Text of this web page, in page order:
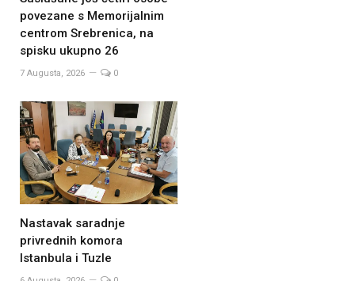
povezane s Memorijalnim
centrom Srebrenica, na
spisku ukupno 26
7 Augusta, 2026 0
Nastavak saradnje
privrednih komora
Istanbula i Tuzle